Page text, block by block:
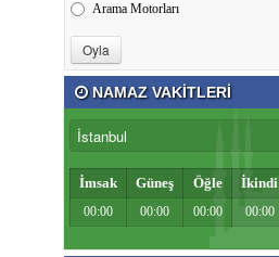
Arama Motorları
NAMAZ VAKİTLERİ
İmsak Güneş Öğle İkindi
00:00 00:00 00:00 00:00